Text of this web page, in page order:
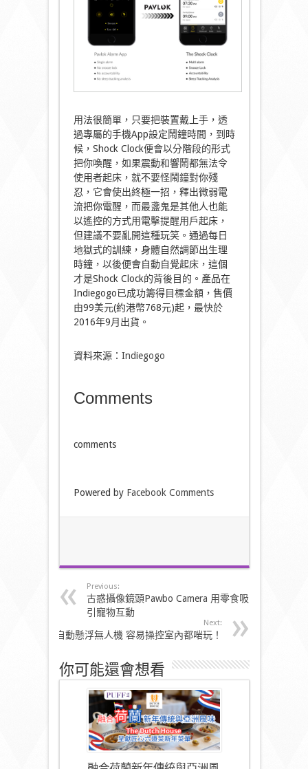
用法很簡單，只要把裝置戴上手，透
過專屬的手機App設定鬧鐘時間，到時
候，Shock Clock便會以分階段的形式
把你喚醒，如果震動和響鬧都無法令
使用者起床，就不要怪鬧鐘對你殘
忍，它會使出終極一招，釋出微弱電
流把你電醒，而最盞鬼是其他人也能
以遙控的方式用電擊提醒用戶起床，
但建議不要亂開這種玩笑。通過每日
地獄式的訓練，身體自然調節出生理
時鐘，以後便會自動自覺起床，這個
才是Shock Clock的背後目的。產品在
Indiegogo已成功籌得目標金額，售價
由99美元(約港幣768元)起，最快於
2016年9月出貨。
資料來源： Indiegogo
Comments
comments
Powered by Facebook Comments
Previous:
古惑攝像鏡頭Pawbo Camera 用零食吸
引寵物互動
Next:
自動懸浮無人機 容易操控室內都啱玩！
你可能還會想看